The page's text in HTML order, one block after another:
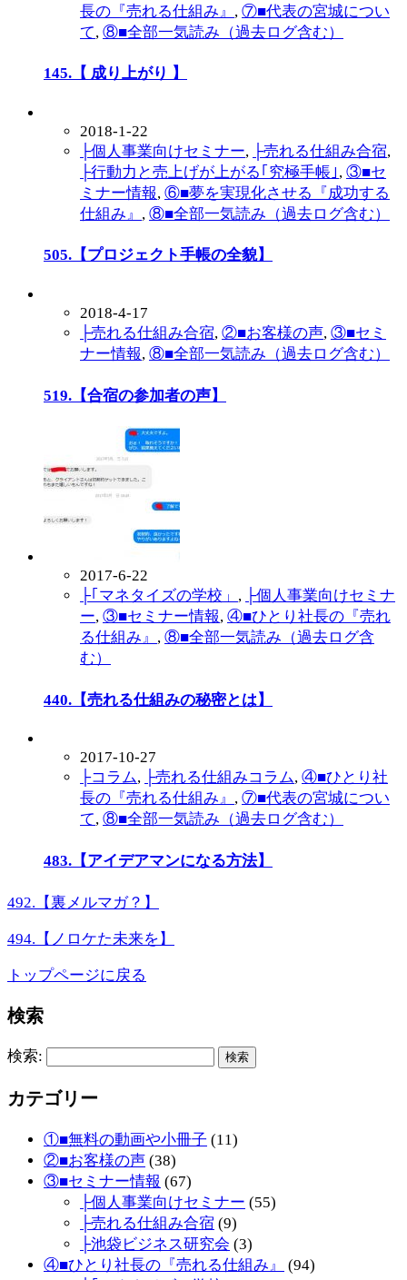
長の『売れる仕組み』 , ⑦■代表の宮城につい
て, ⑧■全部一気読み（過去ログ含む）
145.【 成り上がり 】
2018-1-22
├個人事業向けセミナー, ├売れる仕組み合宿,
├行動力と売上げが上がる｢究極手帳｣ , ③■セ
ミナー情報, ⑥■夢を実現化させる『成功する
仕組み』 , ⑧■全部一気読み（過去ログ含む）
505.【プロジェクト手帳の全貌】
2018-4-17
├売れる仕組み合宿, ②■お客様の声, ③■セミ
ナー情報, ⑧■全部一気読み（過去ログ含む）
519.【合宿の参加者の声】
2017-6-22
├｢マネタイズの学校」 , ├個人事業向けセミナ
ー, ③■セミナー情報, ④■ひとり社長の『売れ
る仕組み』 , ⑧■全部一気読み（過去ログ含
む）
440.【売れる仕組みの秘密とは】
2017-10-27
├コラム, ├売れる仕組みコラム, ④■ひとり社
長の『売れる仕組み』 , ⑦■代表の宮城につい
て, ⑧■全部一気読み（過去ログ含む）
483.【アイデアマンになる方法】
492.【裏メルマガ？】
494.【ノロケた未来を】
トップページに戻る
検索
検索:
カテゴリー
①■無料の動画や小冊子 (11)
②■お客様の声 (38)
③■セミナー情報 (67)
├個人事業向けセミナー (55)
├売れる仕組み合宿 (9)
├池袋ビジネス研究会 (3)
④■ひとり社長の『売れる仕組み』
(94)